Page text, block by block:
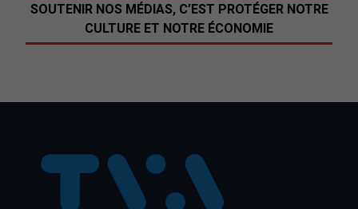
SOUTENIR NOS MÉDIAS, C’EST PROTÉGER NOTRE
CULTURE ET NOTRE ÉCONOMIE